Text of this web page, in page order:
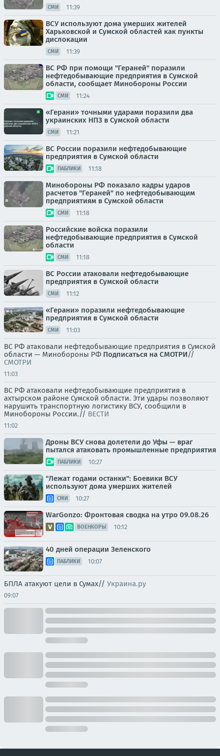
СМИ 11:39
ВСУ используют дома умерших жителей
Харьковской и Сумской областей как пункты
дислокации
СМИ 11:39
ВС РФ при помощи "Гераней" поразили
нефтедобывающие предприятия в Сумской
области, сообщает Минобороны России
СМИ 11:24
«Герани» точными ударами поразили два
украинских НПЗ в Сумской области
СМИ 11:21
ВС России поразили нефтедобывающие
предприятия в Сумской области
ПАБЛИКИ 11:18
Минобороны РФ показало кадры ударов
расчетов "Гераней" по нефтедобывающим
предприятиям в Сумской области
СМИ 11:18
Российские войска поразили
нефтедобывающие предприятия в Сумской
области
СМИ 11:18
ВС России атаковали нефтедобывающие
предприятия в Сумской области
СМИ 11:12
«Герани» поразили нефтедобывающие
предприятия в Сумской области
СМИ 11:03
ВС РФ атаковали нефтедобывающие предприятия в Сумской
области — Минобороны РФ Подписаться на СМОТРИ//
СМОТРИ
11:03
ВС РФ атаковали нефтедобывающие предприятия в
ахтырском районе Сумской области. Эти удары позволяют
нарушить транспортную логистику ВСУ, сообщили в
Минобороны России.// ВЕСТИ
11:02
Дроны ВСУ снова долетели до Уфы — враг
пытался атаковать промышленные предприятия
ПАБЛИКИ 10:27
"Лежат годами останки": Боевики ВСУ
используют дома умерших жителей
СМИ 10:27
WarGonzo: Фронтовая сводка на утро 09.08.26
ВОЕНКОРЫ 10:12
40 дней операции Зеленского
ПАБЛИКИ 10:07
БПЛА атакуют цели в Сумах// Украина.ру
09:07